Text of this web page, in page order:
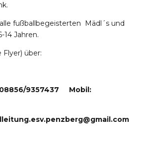
fußballbegeisterten Mädl´s und
14 Jahren.
über:
9357437 Mobil: